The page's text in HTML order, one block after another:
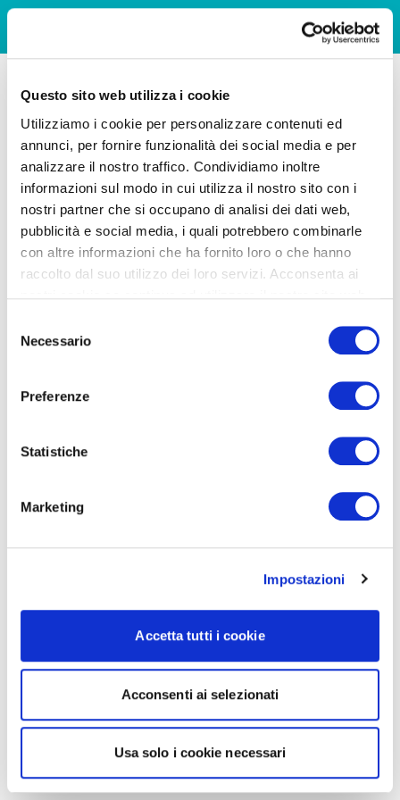
Questo sito web utilizza i cookie
Utilizziamo i cookie per personalizzare contenuti ed
annunci, per fornire funzionalità dei social media e per
analizzare il nostro traffico. Condividiamo inoltre
informazioni sul modo in cui utilizza il nostro sito con i
nostri partner che si occupano di analisi dei dati web,
pubblicità e social media, i quali potrebbero combinarle
con altre informazioni che ha fornito loro o che hanno
raccolto dal suo utilizzo dei loro servizi. Acconsenta ai
delNecessario
Preferenze
Statistiche
Marketing
Impostazioni
Accetta tutti i cookie
Acconsenti ai selezionati
Usa solo i cookie necessari